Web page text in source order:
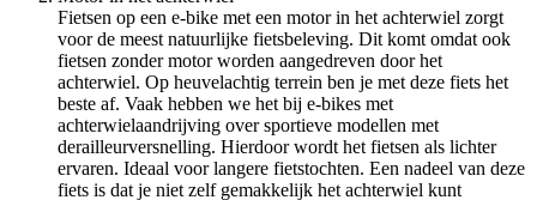
Fietsen op een e-bike met een motor in het achterwiel zorgt
voor de meest natuurlijke fietsbeleving. Dit komt omdat ook
fietsen zonder motor worden aangedreven door het
achterwiel. Op heuvelachtig terrein ben je met deze fiets het
beste af. Vaak hebben we het bij e-bikes met
achterwielaandrijving over sportieve modellen met
derailleurversnelling. Hierdoor wordt het fietsen als lichter
ervaren. Ideaal voor langere fietstochten. Een nadeel van deze
fiets is dat je niet zelf gemakkelijk het achterwiel kunt